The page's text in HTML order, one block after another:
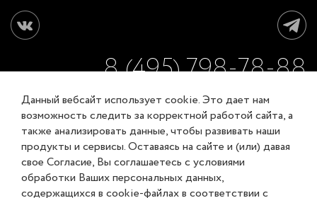
Данный вебсайт использует cookie. Это дает нам
возможность следить за корректной работой сайта, а
также анализировать данные, чтобы развивать наши
продукты и сервисы. Оставаясь на сайте и (или) давая
свое Согласие, Вы соглашаетесь с условиями
обработки Ваших персональных данных,
содержащихся в cookie-файлах в соответствии с
8 (495) 798-78-88
ЗАКАЗАТЬ ОБРАТНЫЙ ЗВОНОК
Соглашение об обработке персональных данных
© XL-Groupp 2007-2026